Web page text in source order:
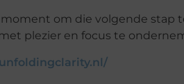
om die volgende stap
plezier en focus te